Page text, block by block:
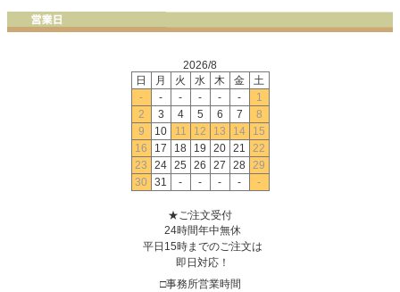
2026/8
日
月 火 水 木 金
土
-
- - - - -
1
2
3 4 5 6 7
8
9
10 11 12 13 14
15
16
17 18 19 20 21
22
23
24 25 26 27 28 29
30
31 - - - - -
★ご注文受付
24時間年中無休
平日15時までのご注文は
即日対応！
□事務所営業時間